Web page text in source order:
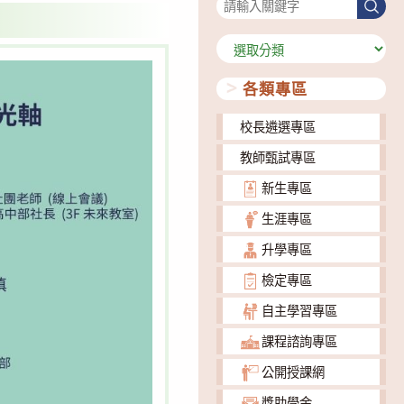
尋
分
類
各類專區
校長遴選專區
教師甄試專區
新生專區
生涯專區
升學專區
檢定專區
自主學習專區
課程諮詢專區
公開授課網